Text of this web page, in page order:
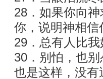
28．如果你向
你，说明神相信
29．总有人比我
30．别怕，也
也是这样，没